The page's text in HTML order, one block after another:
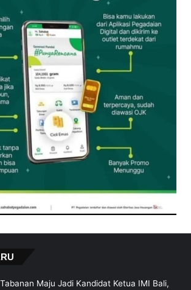
Maju Jadi Kandidat Ketua IMI Bali,